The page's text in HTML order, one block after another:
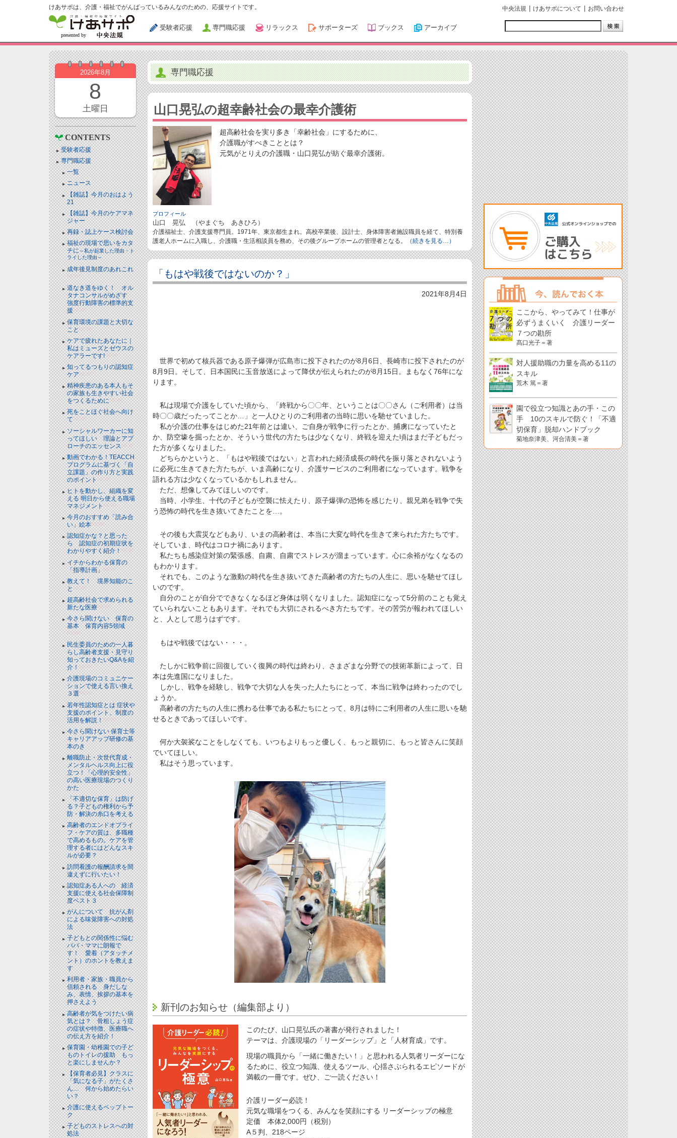
けあサポは、介護・福祉でがんばっているみんなのための、応援サイトです。
受験者応援 専門職応援 リラックス サポーターズ ブックス アーカイブ
中央法規 けあサポについて お問い合わせ
2026年8月
8
土曜日
CONTENTS
受験者応援
専門職応援
一覧
ニュース
【雑誌】今月のおはよう
21
【雑誌】今月のケアマネ
ジャー
再録・誌上ケース検討会
福祉の現場で思いをカタ
チに～私が起業した理由・ト
ライした理由～
成年後見制度のあれこれ
NEW!
道なき道をゆく！ オル
タナコンサルがめざす
強度行動障害の標準的支
援NEW!
保育環境の課題と大切な
ことNEW!
ケアで疲れたあなたに｜
私はミューズとゼウスの
ケアラーです!NEW!
知ってるつもりの認知症
ケアNEW!
精神疾患のある本人もそ
の家族も生きやすい社会
をつくるためにNEW!
死をことほぐ社会へ向け
てNEW!
ソーシャルワーカーに知
ってほしい 理論とアプ
ローチのエッセンスNEW!
動画でわかる！TEACCH
プログラムに基づく「自
立課題」の作り方と実践
のポイントNEW!
ヒトを動かし、組織を変
える 明日から使える職場
マネジメントNEW!
今月のおすすめ「読み合
い」絵本NEW!
認知症かな？と思った
ら 認知症の初期症状を
わかりやすく紹介！NEW!
イチからわかる保育の
「指導計画」NEW!
教えて！ 境界知能のこ
とNEW!
超高齢社会で求められる
新たな医療NEW!
今さら聞けない 保育の
基本 保育内容5領域
NEW!
民生委員のための一人暮
らし高齢者支援・見守り
知っておきたいQ&Aを紹
介！NEW!
介護現場のコミュニケー
ションで使える言い換え
３選NEW!
若年性認知症とは 症状や
支援のポイント、制度の
活用を解説！NEW!
今さら聞けない 保育士等
キャリアアップ研修の基
本のき
離職防止・次世代育成・
メンタルヘルス向上に役
立つ！「心理的安全性」
の高い医療現場のつくり
かた
「不適切な保育」は防げ
る？子どもの権利から予
防・解決の糸口を考える
高齢者のエンドオブライ
フ・ケアの質は、多職種
で高めるもの。ケアを管
理する者にはどんなスキ
ルが必要？
訪問看護の報酬請求を間
違えずに行いたい！
認知症ある人への 経済
支援に使える社会保障制
度ベスト３
がんについて 抗がん剤
による味覚障害への対処
法
子どもとの関係性に悩む
パパ・ママに朗報で
す！ 愛着（アタッチメ
ント）のホントを教えま
す
利用者・家族・職員から
信頼される 身だしな
み、表情、挨拶の基本を
押さえよう
高齢者が気をつけたい病
気とは？ 骨粗しょう症
の症状や特徴、医療職へ
の伝え方を紹介！
保育園・幼稚園での子ど
ものトイレの援助 もっ
と楽にしませんか？
【保育者必見】クラスに
「気になる子」がたくさ
ん… 何から始めたらい
い？
介護に使えるペップトー
ク
子どものストレスへの対
処法
専門職応援
山口晃弘の超幸齢社会の最幸介護術
超高齢社会を実り多き「幸齢社会」にするために、
介護職がすべきこととは？
元気がとりえの介護職・山口晃弘が紡ぐ最幸介護術。
プロフィール
山口 晃弘 （やまぐち あきひろ）
介護福祉士、介護支援専門員。1971年、東京都生まれ。高校卒業後、設計士、身体障害者施設職員を経て、特別養
護老人ホームに入職し、介護職・生活相談員を務め、その後グループホームの管理者となる。
（続きを見る…）
「もはや戦後ではないのか？」
2021年8月4日
世界で初めて核兵器である原子爆弾が広島市に投下されたのが8月6日、長崎市に投下されたのが
8月9日。そして、日本国民に玉音放送によって降伏が伝えられたのが8月15日。まもなく76年にな
ります。
私は現場で介護をしていた頃から、「終戦から〇〇年、ということは〇〇さん（ご利用者）は当
時〇〇歳だったってことか…」と一人ひとりのご利用者の当時に思いを馳せていました。
私が介護の仕事をはじめた21年前とは違い、ご自身が戦争に行ったとか、捕虜になっていたと
か、防空壕を掘ったとか、そういう世代の方たちは少なくなり、終戦を迎えた頃はまだ子どもだっ
た方が多くなりました。
どちらかというと、「もはや戦後ではない」と言われた経済成長の時代を振り落とされないよう
に必死に生きてきた方たちが、いま高齢になり、介護サービスのご利用者になっています。戦争を
語れる方は少なくなっているかもしれません。
ただ、想像してみてほしいのです。
当時、小学生、十代の子どもが空襲に怯えたり、原子爆弾の恐怖を感じたり、親兄弟を戦争で失
う恐怖の時代を生き抜いてきたことを…。
その後も大震災などもあり、いまの高齢者は、本当に大変な時代を生きて来られた方たちです。
そしていま、時代はコロナ禍にあります。
私たちも感染症対策の緊張感、自粛、自粛でストレスが溜まっています。心に余裕がなくなるの
もわかります。
それでも、このような激動の時代を生き抜いてきた高齢者の方たちの人生に、思いを馳せてほし
いのです。
自分のことが自分でできなくなるほど身体は弱くなりました。認知症になって5分前のことも覚え
ていられないこともあります。それでも大切にされるべき方たちです。その苦労が報われてほしい
と、人として思うはずです。
もはや戦後ではない・・・。
たしかに戦争前に回復していく復興の時代は終わり、さまざまな分野での技術革新によって、日
本は先進国になりました。
しかし、戦争を経験し、戦争で大切な人を失った人たちにとって、本当に戦争は終わったのでし
ょうか。
高齢者の方たちの人生に携わる仕事である私たちにとって、8月は特にご利用者の人生に思いを馳
せるときであってほしいです。
何か大袈裟なことをしなくても、いつもよりもっと優しく、もっと親切に、もっと皆さんに笑顔
でいてほしい。
私はそう思っています。
新刊のお知らせ（編集部より）
このたび、山口晃弘氏の著書が発行されました！
テーマは、介護現場の「リーダーシップ」と「人材育成」です。
現場の職員から「一緒に働きたい！」と思われる人気者リーダーにな
るために、役立つ知識、使えるツール、心揺さぶられるエピソードが
満載の一冊です。ぜひ、ご一読ください！
介護リーダー必読！
元気な職場をつくる、みんなを笑顔にする リーダーシップの極意
定価 本体2,000円（税別）
A５判、218ページ
ここから、やってみて！仕事が
必ずうまくいく 介護リーダー
７つの勘所
髙口光子＝著
対人援助職の力量を高める11の
スキル
荒木 篤＝著
園で役立つ知識とあの手・この
手 10のスキルで防ぐ！「不適
切保育」脱却ハンドブック
菊地奈津美、河合清美＝著